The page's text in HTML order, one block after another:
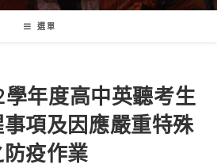
選單
年度高中英聽考生
項及因應嚴重特殊
疫作業